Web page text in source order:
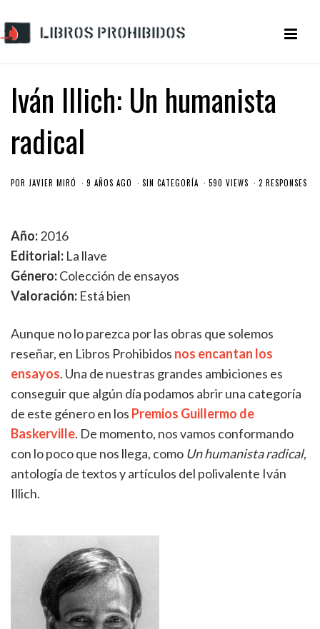
Iván Illich: Un humanista
radical
POR JAVIER MIRÓ 9 AÑOS AGO SIN CATEGORÍA 590 VIEWS 2 RESPONSES
Año:2016
Editorial: La llave
Género:Colección de ensayos
Valoración: Está bien
Aunque no lo parezca por las obras que solemos
reseñar, en Libros Prohibidos nos encantan los
ensayos. Una de nuestras grandes ambiciones es
conseguir que algún día podamos abrir una categoría
de este género en los Premios Guillermo de
Baskerville. De momento, nos vamos conformando
con lo poco que nos llega, como Un humanista radical,
antología de textos y artículos del polivalente Iván
Illich.